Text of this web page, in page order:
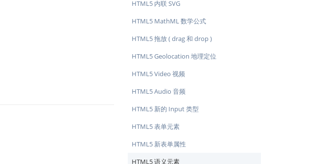
HTML5 内联 SVG
HTML5 MathML 数学公式
HTML5 拖放 ( drag 和 drop )
HTML5 Geolocation 地理定位
HTML5 Video 视频
HTML5 Audio 音频
HTML5 新的 Input 类型
HTML5 表单元素
HTML5 新表单属性
HTML5 语义元素